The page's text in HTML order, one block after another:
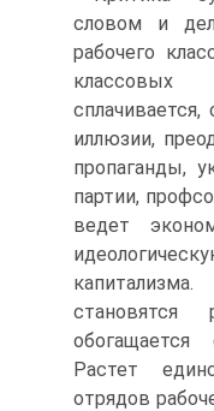
словом и
рабочего
иллюзии,
пропаганды,
партии,
ведет
Растет
отрядов